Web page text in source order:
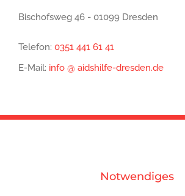
Bischofsweg 46 - 01099 Dresden
Telefon: 0351 441 61 41
E-Mail: info @ aidshilfe-dresden.de
Notwendiges